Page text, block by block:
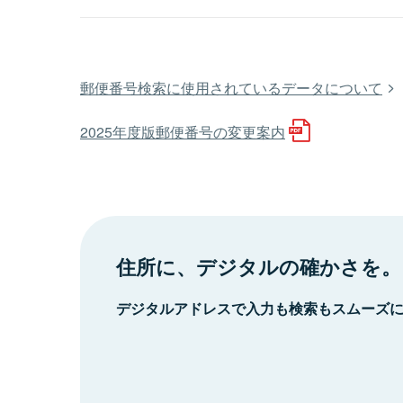
郵便番号検索に使用されているデータについて
2025年度版郵便番号の変更案内
住所に、デジタルの確かさを。
デジタルアドレスで入力も検索もスムーズ